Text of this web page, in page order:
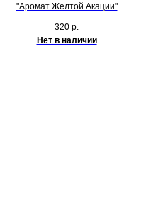
"Аромат Желтой Акации"
320 р.
Нет в наличии